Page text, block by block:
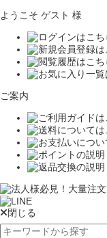
ようこそ ゲスト 様
ご案内
閉じる